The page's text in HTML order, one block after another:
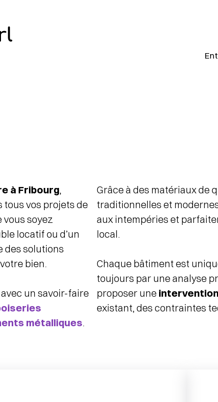
à Fribourg,
tous vos projets de
vous soyez
locatif ou d’un
des solutions
bien.
un savoir-faire
métalliques.
Grâce à des matériaux de
traditionnelles et
aux intempéries et
local.
Chaque bâtiment est
toujours par une analyse
proposer une
existant, des contraintes